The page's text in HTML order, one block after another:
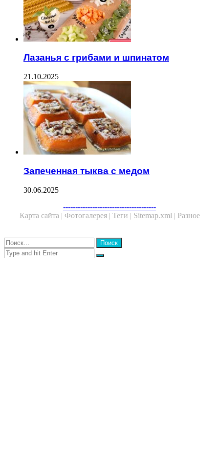
Лазанья с грибами и шпинатом
21.10.2025
Запеченная тыква с медом
30.06.2025
--------------------------------------
Карта сайта | Фотогалерея | Теги | Sitemap.xml | Разное
Close
Найти:
Close
Search